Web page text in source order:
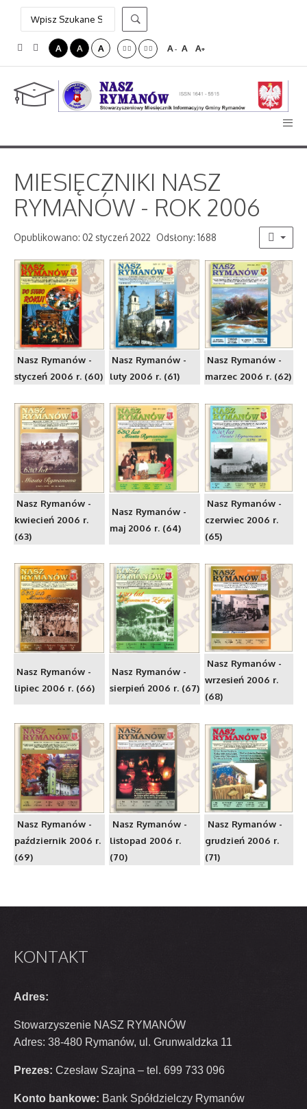
A A A A- A A+
MIESIĘCZNIKI NASZ
RYMANÓW - ROK 2006
Opublikowano: 02 styczeń 2022 Odsłony: 1688
Nasz Rymanów -
styczeń 2006 r. (60)
Nasz Rymanów -
luty 2006 r. (61)
Nasz Rymanów -
marzec 2006 r. (62)
Nasz Rymanów -
kwiecień 2006 r.
(63)
Nasz Rymanów -
maj 2006 r. (64)
Nasz Rymanów -
czerwiec 2006 r.
(65)
Nasz Rymanów -
lipiec 2006 r. (66)
Nasz Rymanów -
sierpień 2006 r. (67)
Nasz Rymanów -
wrzesień 2006 r.
(68)
Nasz Rymanów -
październik 2006 r.
(69)
Nasz Rymanów -
listopad 2006 r.
(70)
Nasz Rymanów -
grudzień 2006 r.
(71)
KONTAKT
Adres:
Stowarzyszenie NASZ RYMANÓW
Adres: 38-480 Rymanów, ul. Grunwaldzka 11
Prezes: Czesław Szajna – tel. 699 733 096
Konto bankowe: Bank Spółdzielczy Rymanów